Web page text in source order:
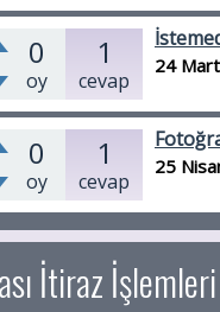
0
oy
1
cevap
24
0
oy
1
cevap
25
İtiraz İşlemleri